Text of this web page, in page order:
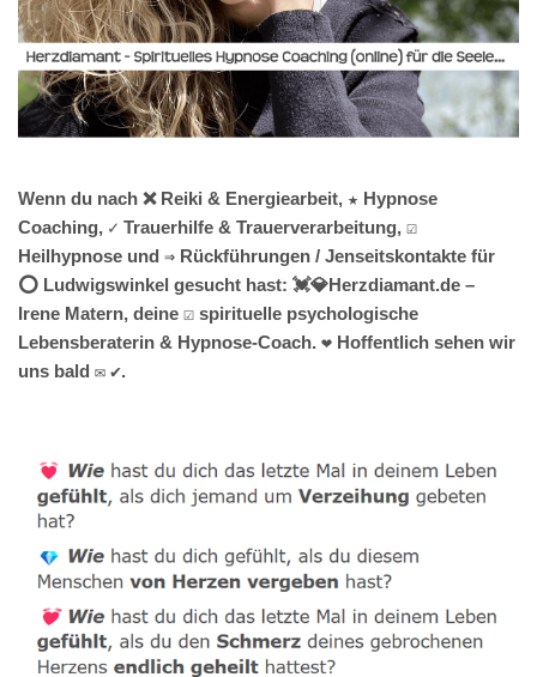
Wenn du nach ❌ Reiki & Energiearbeit, ★ Hypnose
Coaching, ✓ Trauerhilfe & Trauerverarbeitung, ☑️
Heilhypnose und ⇒ Rückführungen / Jenseitskontakte für
⭕ Ludwigswinkel gesucht hast: 💓️💎Herzdiamant.de –
Irene Matern, deine ☑️ spirituelle psychologische
Lebensberaterin & Hypnose-Coach. ❤ Hoffentlich sehen wir
uns bald ✉ ✔.